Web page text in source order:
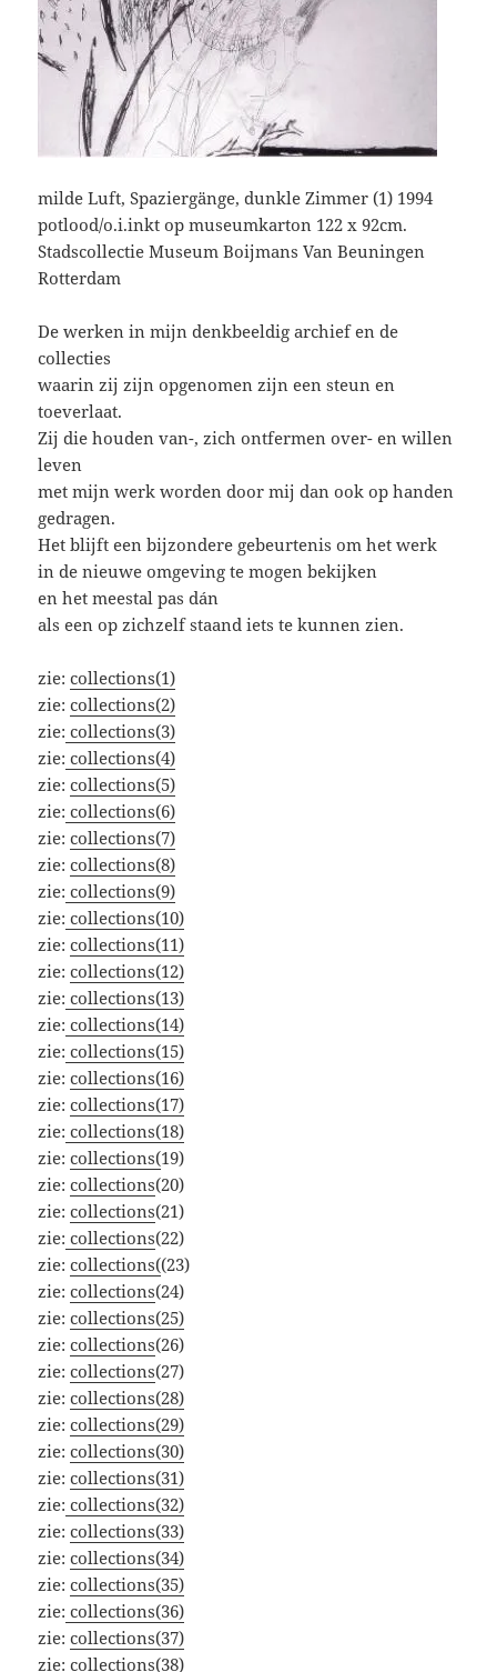
milde Luft, Spaziergänge, dunkle Zimmer (1) 1994
potlood/o.i.inkt op museumkarton 122 x 92cm.
Stadscollectie Museum Boijmans Van Beuningen
Rotterdam
De werken in mijn denkbeeldig archief en de
collecties
waarin zij zijn opgenomen zijn een steun en
toeverlaat.
Zij die houden van-, zich ontfermen over- en willen
leven
met mijn werk worden door mij dan ook op handen
gedragen.
Het blijft een bijzondere gebeurtenis om het werk
in de nieuwe omgeving te mogen bekijken
en het meestal pas dán
als een op zichzelf staand iets te kunnen zien.
zie:collections(1)
zie:collections(2)
zie: collections(3)
zie: collections(4)
zie:collections(5)
zie: collections(6)
zie:collections(7)
zie:collections(8)
zie: collections(9)
zie: collections(10)
zie:collections(11)
zie:collections(12)
zie: collections(13)
zie: collections(14)
zie: collections(15)
zie:collections(16)
zie:collections(17)
zie: collections(18)
zie:collections(19)
zie:collections(20)
zie:collections(21)
zie: collections(22)
zie:collections((23)
zie:collections(24)
zie:collections(25)
zie:collections(26)
zie:collections(27)
zie:collections(28)
zie:collections(29)
zie:collections(30)
zie:collections(31)
zie: collections(32)
zie:collections(33)
zie:collections(34)
zie:collections(35)
zie: collections(36)
zie:collections(37)
zie:collections(38)